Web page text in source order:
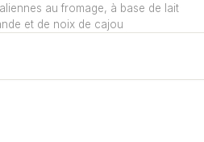
au fromage, à base de lait
et de noix de cajou